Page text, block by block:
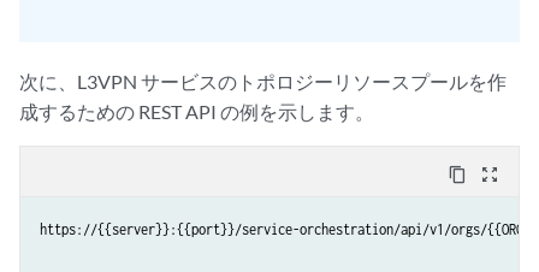
						"{{server}}"
					],
						"v1",
次に、L3VPN サービスのトポロジーリソースプールを作
成するための REST API の例を示します。
content_copy zoom_out_map
https://{{server}}:{{port}}/service-orchestration/api/v1/orgs/